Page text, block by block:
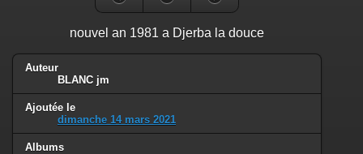
nouvel an 1981 a Djerba la douce
Auteur
BLANC jm
Ajoutée le
dimanche 14 mars 2021
Albums